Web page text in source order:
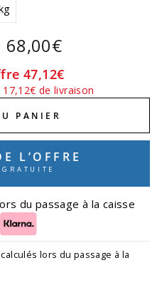
Prix
réduit
68,00€
47,12€
de livraison
PANIER
L’OFFRE
du passage à la caisse
calculés lors du passage à la